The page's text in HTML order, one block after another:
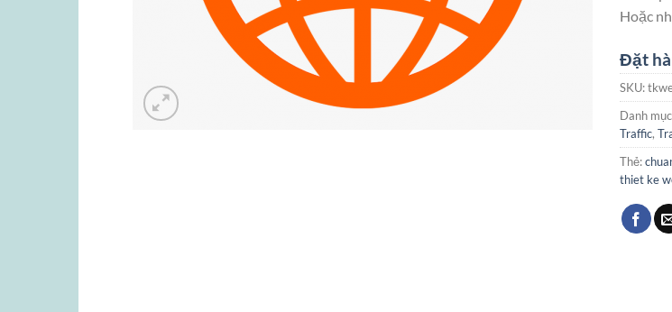
Hoặc
Đặt
SKU:
Danh
Traffic,
Thẻ:
thiet ke